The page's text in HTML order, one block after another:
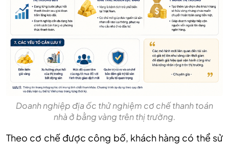
Doanh nghiệp địa ốc thử nghiệm cơ chế thanh toán
nhà ở bằng vàng trên thị trường.
Theo cơ chế được công bố, khách hàng có thể sử